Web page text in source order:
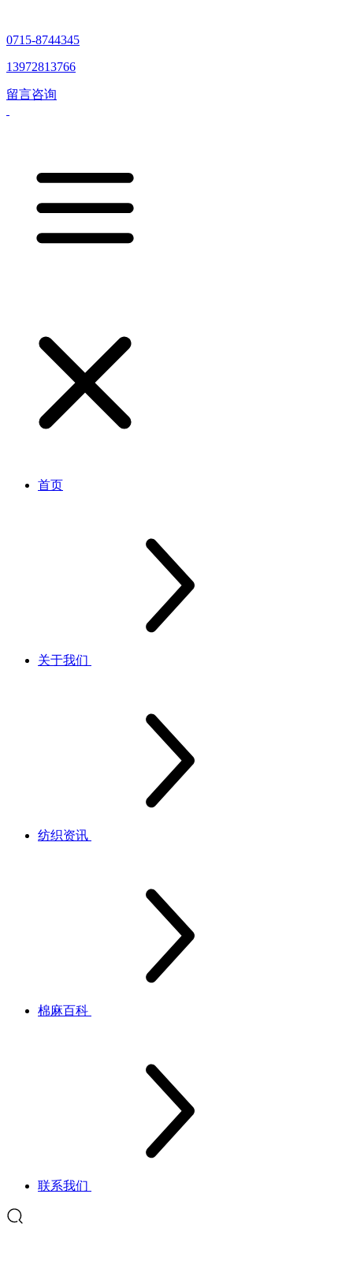
0715-8744345
13972813766
留言咨询
首页
关于我们
纺织资讯
棉麻百科
联系我们